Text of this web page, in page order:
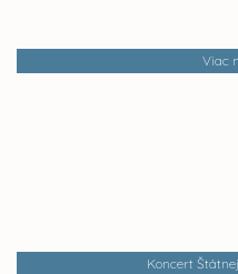
Viac
Koncert